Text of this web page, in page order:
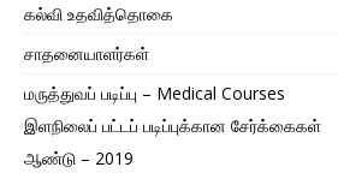
கல்வி உதவித்தொகை
சாதனையாளர்கள்
மருத்துவப் படிப்பு – Medical Courses
இளநிலைப் பட்டப் படிப்புக்கான சேர்க்கைகள்
ஆண்டு – 2019